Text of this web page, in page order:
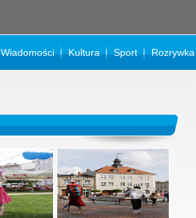
Wiadomości Kultura Sport Rozrywka